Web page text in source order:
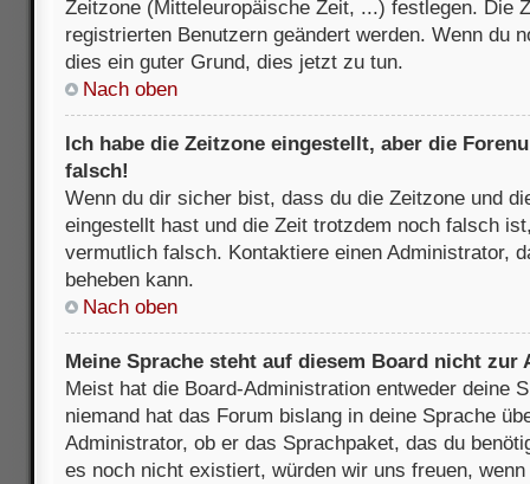
Zeitzone (Mitteleuropäische Zeit, ...) festlegen. Die
registrierten Benutzern geändert werden. Wenn du
dies ein guter Grund, dies jetzt zu tun.
Nach oben
Ich habe die Zeitzone eingestellt, aber die
falsch!
Wenn du dir sicher bist, dass du die Zeitzone und
eingestellt hast und die Zeit trotzdem noch falsch
vermutlich falsch. Kontaktiere einen Administrator,
beheben kann.
Nach oben
Meine Sprache steht auf diesem Board nicht zur
Meist hat die Board-Administration entweder deine
niemand hat das Forum bislang in deine Sprache
Administrator, ob er das Sprachpaket, das du
es noch nicht existiert, würden wir uns freuen,